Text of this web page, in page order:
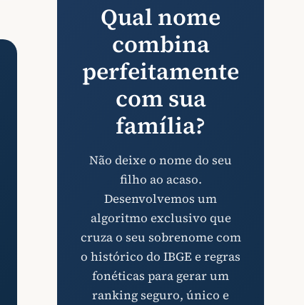
Qual nome
combina
perfeitamente
com sua
família?
Não deixe o nome do seu
filho ao acaso.
Desenvolvemos um
algoritmo exclusivo que
cruza o seu sobrenome com
o histórico do IBGE e regras
fonéticas para gerar um
ranking seguro, único e